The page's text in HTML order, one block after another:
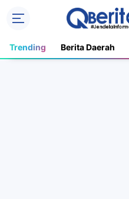
Trending Berita Daerah